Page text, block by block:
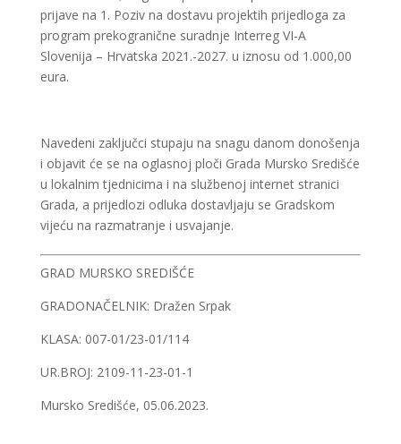
prijave na 1. Poziv na dostavu projektih prijedloga za
program prekogranične suradnje Interreg VI-A
Slovenija – Hrvatska 2021.-2027. u iznosu od 1.000,00
eura.
Navedeni zaključci stupaju na snagu danom donošenja
i objavit će se na oglasnoj ploči Grada Mursko Središće
u lokalnim tjednicima i na službenoj internet stranici
Grada, a prijedlozi odluka dostavljaju se Gradskom
vijeću na razmatranje i usvajanje.
GRAD MURSKO SREDIŠĆE
GRADONAČELNIK: Dražen Srpak
KLASA: 007-01/23-01/114
UR.BROJ: 2109-11-23-01-1
Mursko Središće, 05.06.2023.